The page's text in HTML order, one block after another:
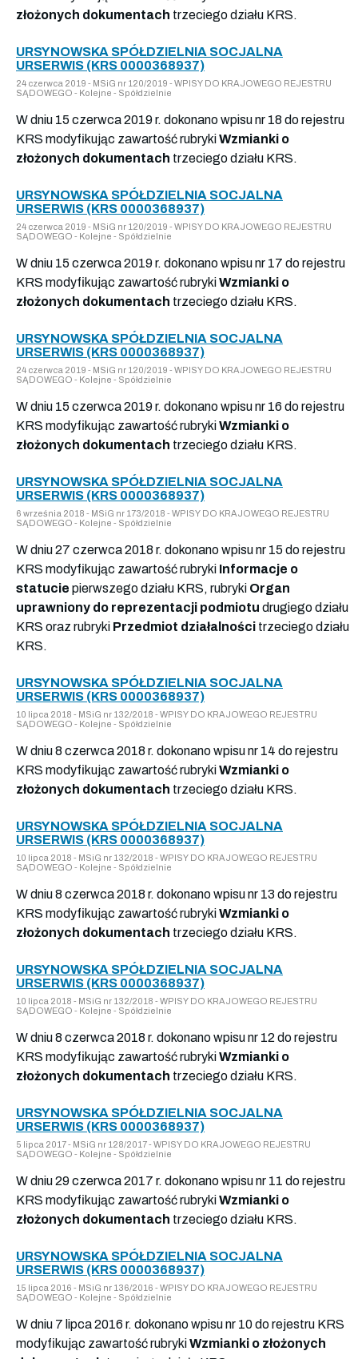
złożonych dokumentach trzeciego działu KRS.
URSYNOWSKA SPÓŁDZIELNIA SOCJALNA
URSERWIS (KRS 0000368937)
24 czerwca 2019 - MSiG nr 120/2019 - WPISY DO KRAJOWEGO REJESTRU
SĄDOWEGO - Kolejne - Spółdzielnie
W dniu 15 czerwca 2019 r. dokonano wpisu nr 18 do rejestru
KRS modyfikując zawartość rubrykiWzmianki o
złożonych dokumentach trzeciego działu KRS.
URSYNOWSKA SPÓŁDZIELNIA SOCJALNA
URSERWIS (KRS 0000368937)
24 czerwca 2019 - MSiG nr 120/2019 - WPISY DO KRAJOWEGO REJESTRU
SĄDOWEGO - Kolejne - Spółdzielnie
W dniu 15 czerwca 2019 r. dokonano wpisu nr 17 do rejestru
KRS modyfikując zawartość rubrykiWzmianki o
złożonych dokumentach trzeciego działu KRS.
URSYNOWSKA SPÓŁDZIELNIA SOCJALNA
URSERWIS (KRS 0000368937)
24 czerwca 2019 - MSiG nr 120/2019 - WPISY DO KRAJOWEGO REJESTRU
SĄDOWEGO - Kolejne - Spółdzielnie
W dniu 15 czerwca 2019 r. dokonano wpisu nr 16 do rejestru
KRS modyfikując zawartość rubrykiWzmianki o
złożonych dokumentach trzeciego działu KRS.
URSYNOWSKA SPÓŁDZIELNIA SOCJALNA
URSERWIS (KRS 0000368937)
6 września 2018 - MSiG nr 173/2018 - WPISY DO KRAJOWEGO REJESTRU
SĄDOWEGO - Kolejne - Spółdzielnie
W dniu 27 czerwca 2018 r. dokonano wpisu nr 15 do rejestru
KRS modyfikując zawartość rubryki Informacje o
statucie pierwszego działu KRS, rubryki Organ
uprawniony do reprezentacji podmiotu drugiego działu
KRS oraz rubryki Przedmiot działalności trzeciego działu
KRS.
URSYNOWSKA SPÓŁDZIELNIA SOCJALNA
URSERWIS (KRS 0000368937)
10 lipca 2018 - MSiG nr 132/2018 - WPISY DO KRAJOWEGO REJESTRU
SĄDOWEGO - Kolejne - Spółdzielnie
W dniu 8 czerwca 2018 r. dokonano wpisu nr 14 do rejestru
KRS modyfikując zawartość rubrykiWzmianki o
złożonych dokumentach trzeciego działu KRS.
URSYNOWSKA SPÓŁDZIELNIA SOCJALNA
URSERWIS (KRS 0000368937)
10 lipca 2018 - MSiG nr 132/2018 - WPISY DO KRAJOWEGO REJESTRU
SĄDOWEGO - Kolejne - Spółdzielnie
W dniu 8 czerwca 2018 r. dokonano wpisu nr 13 do rejestru
KRS modyfikując zawartość rubrykiWzmianki o
złożonych dokumentach trzeciego działu KRS.
URSYNOWSKA SPÓŁDZIELNIA SOCJALNA
URSERWIS (KRS 0000368937)
10 lipca 2018 - MSiG nr 132/2018 - WPISY DO KRAJOWEGO REJESTRU
SĄDOWEGO - Kolejne - Spółdzielnie
W dniu 8 czerwca 2018 r. dokonano wpisu nr 12 do rejestru
KRS modyfikując zawartość rubrykiWzmianki o
złożonych dokumentach trzeciego działu KRS.
URSYNOWSKA SPÓŁDZIELNIA SOCJALNA
URSERWIS (KRS 0000368937)
5 lipca 2017 - MSiG nr 128/2017 - WPISY DO KRAJOWEGO REJESTRU
SĄDOWEGO - Kolejne - Spółdzielnie
W dniu 29 czerwca 2017 r. dokonano wpisu nr 11 do rejestru
KRS modyfikując zawartość rubrykiWzmianki o
złożonych dokumentach trzeciego działu KRS.
URSYNOWSKA SPÓŁDZIELNIA SOCJALNA
URSERWIS (KRS 0000368937)
15 lipca 2016 - MSiG nr 136/2016 - WPISY DO KRAJOWEGO REJESTRU
SĄDOWEGO - Kolejne - Spółdzielnie
W dniu 7 lipca 2016 r. dokonano wpisu nr 10 do rejestru KRS
modyfikując zawartość rubrykiWzmianki o złożonych